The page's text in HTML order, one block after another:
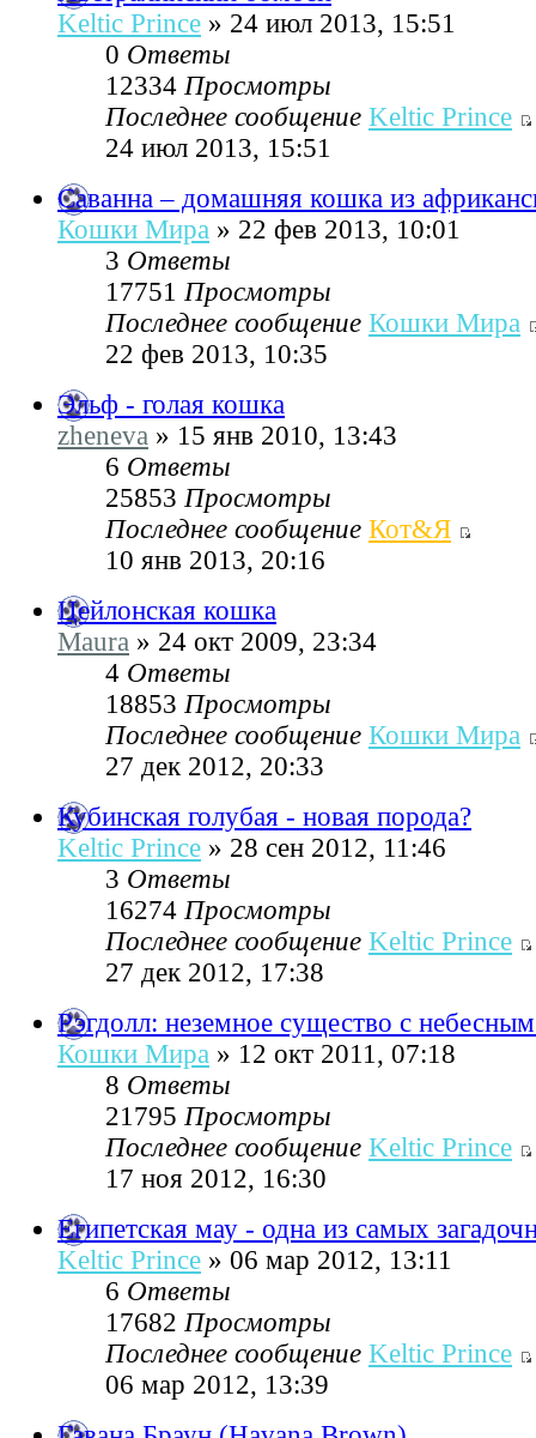
Keltic Prince » 24 июл 2013, 15:51
0 Ответы
12334 Просмотры
Последнее сообщение Keltic Prince
24 июл 2013, 15:51
Саванна – домашняя кошка из
Кошки Мира » 22 фев 2013, 10:01
3 Ответы
17751 Просмотры
Последнее сообщение Кошки Мира
22 фев 2013, 10:35
Эльф - голая кошка
zheneva » 15 янв 2010, 13:43
6 Ответы
25853 Просмотры
Последнее сообщение Кот&Я
10 янв 2013, 20:16
Цейлонская кошка
Maura » 24 окт 2009, 23:34
4 Ответы
18853 Просмотры
Последнее сообщение Кошки Мира
27 дек 2012, 20:33
Кубинская голубая - новая порода?
Keltic Prince » 28 сен 2012, 11:46
3 Ответы
16274 Просмотры
Последнее сообщение Keltic Prince
27 дек 2012, 17:38
Рэгдолл: неземное существо с
Кошки Мира » 12 окт 2011, 07:18
8 Ответы
21795 Просмотры
Последнее сообщение Keltic Prince
17 ноя 2012, 16:30
Египетская мау - одна из самых
Keltic Prince » 06 мар 2012, 13:11
6 Ответы
17682 Просмотры
Последнее сообщение Keltic Prince
06 мар 2012, 13:39